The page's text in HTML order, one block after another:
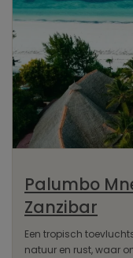
Palumbo
Zanzibar
Een tropisch
natuur en rust, waar